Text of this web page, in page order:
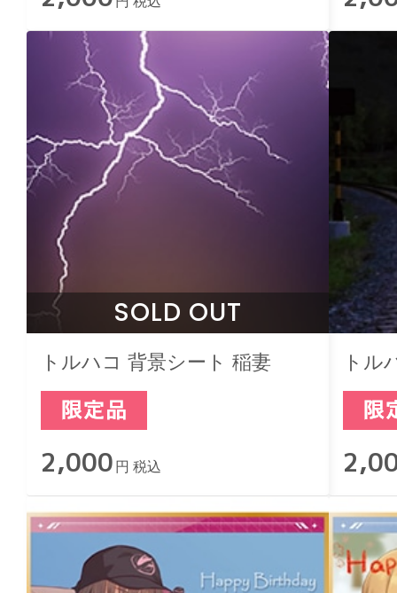
SOLD OUT
トルハコ 背景シート 稲妻
2,000 円 税込
トル